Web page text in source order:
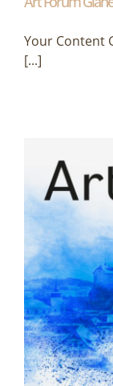
Your Content
[...]